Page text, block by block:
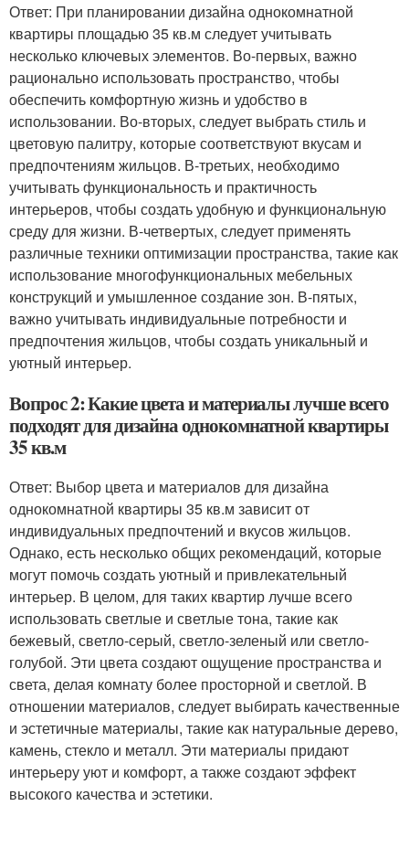
Ответ: При планировании дизайна однокомнатной
квартиры площадью 35 кв.м следует учитывать
несколько ключевых элементов. Во-первых, важно
рационально использовать пространство, чтобы
обеспечить комфортную жизнь и удобство в
использовании. Во-вторых, следует выбрать стиль и
цветовую палитру, которые соответствуют вкусам и
предпочтениям жильцов. В-третьих, необходимо
учитывать функциональность и практичность
интерьеров, чтобы создать удобную и функциональную
среду для жизни. В-четвертых, следует применять
различные техники оптимизации пространства, такие как
использование многофункциональных мебельных
конструкций и умышленное создание зон. В-пятых,
важно учитывать индивидуальные потребности и
предпочтения жильцов, чтобы создать уникальный и
уютный интерьер.
Вопрос 2: Какие цвета и материалы лучше всего
подходят для дизайна однокомнатной квартиры
35 кв.м
Ответ: Выбор цвета и материалов для дизайна
однокомнатной квартиры 35 кв.м зависит от
индивидуальных предпочтений и вкусов жильцов.
Однако, есть несколько общих рекомендаций, которые
могут помочь создать уютный и привлекательный
интерьер. В целом, для таких квартир лучше всего
использовать светлые и светлые тона, такие как
бежевый, светло-серый, светло-зеленый или светло-
голубой. Эти цвета создают ощущение пространства и
света, делая комнату более просторной и светлой. В
отношении материалов, следует выбирать качественные
и эстетичные материалы, такие как натуральные дерево,
камень, стекло и металл. Эти материалы придают
интерьеру уют и комфорт, а также создают эффект
высокого качества и эстетики.